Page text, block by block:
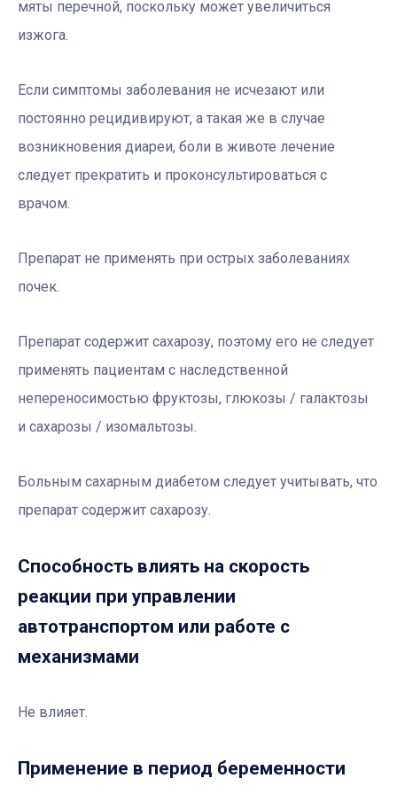
мяты перечной, поскольку может увеличиться
изжога.
Если симптомы заболевания не исчезают или
постоянно рецидивируют, а такая же в случае
возникновения диареи, боли в животе лечение
следует прекратить и проконсультироваться с
врачом.
Препарат не применять при острых заболеваниях
почек.
Препарат содержит сахарозу, поэтому его не следует
применять пациентам с наследственной
непереносимостью фруктозы, глюкозы / галактозы
и сахарозы / изомальтозы.
Больным сахарным диабетом следует учитывать, что
препарат содержит сахарозу.
Способность влиять на скорость
реакции при управлении
автотранспортом или работе с
механизмами
Не влияет.
Применение в период беременности